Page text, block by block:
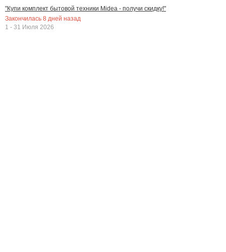
"Купи комплект бытовой техники Midea - получи скидку!"
Закончилась 8 дней назад
1 - 31 Июля 2026